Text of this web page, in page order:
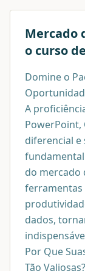
Mercado
o curso de
Domine o
A
PowerPoint,
diferencial
do mercado
ferramentas
dados,
Por Que
Tão Valiosas?